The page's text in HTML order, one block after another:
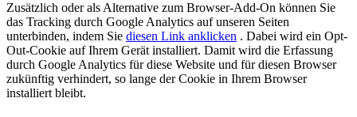
Zusätzlich oder als Alternative zum Browser-Add-On können Sie
das Tracking durch Google Analytics auf unseren Seiten
unterbinden, indem Sie diesen Link anklicken . Dabei wird ein Opt-
Out-Cookie auf Ihrem Gerät installiert. Damit wird die Erfassung
durch Google Analytics für diese Website und für diesen Browser
zukünftig verhindert, so lange der Cookie in Ihrem Browser
installiert bleibt.